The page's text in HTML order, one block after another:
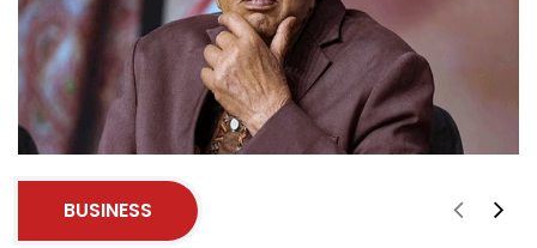
BUSINESS